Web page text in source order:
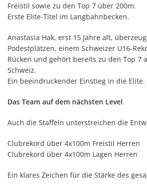
Freistil sowie zu den Top 7 über 200m.
Erste Elite-Titel im Langbahnbecken.
Anastasia Hak, erst 15 Jahre alt,
Podestplätzen, einem Schweizer U16-
Rücken und gehört bereits zu den Top 7
Schweiz.
Ein beeindruckender Einstieg in die Elite.
Das Team auf dem nächsten Level
Auch die Staffeln unterstreichen die
Clubrekord über 4x100m Freistil Herren
Clubrekord über 4x100m Lagen Herren
Ein klares Zeichen für die Stärke des